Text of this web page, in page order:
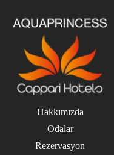
Hakkımızda
Odalar
Rezervasyon